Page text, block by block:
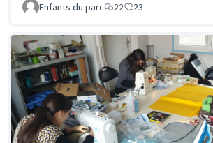
Enfants du parc 22 23